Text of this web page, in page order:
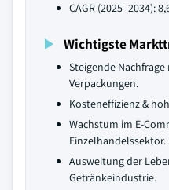
CAGR (2025–2034):
Wichtigste
Steigende
Verpackungen.
Kosteneffizienz &
Wachstum im E-
Einzelhandelssektor.
Ausweitung der
Getränkeindustrie.